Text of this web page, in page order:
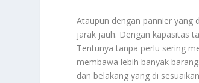
Ataupun dengan pannier yang
jarak jauh. Dengan kapasitas
Tentunya tanpa perlu sering
membawa lebih banyak
dan belakang yang di